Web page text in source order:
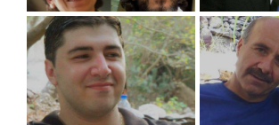
ABDULLAH AL-KHALIL
RAZAN ZEITOUNEH,
WAEL HAMADA, SAMIRA
KHALIL AND NAZEM
HAMMADI
12/09/2013
activista de los derechos
humanos
ABD AL-
09/20/2012
político